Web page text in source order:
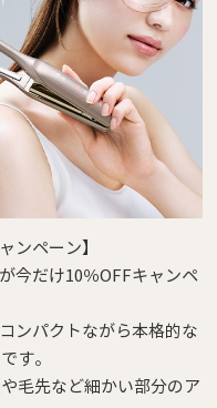
ンペーン】
今だけ10％OFFキャンペ
ンパクトながら本格的な
す。
毛先など細かい部分のア